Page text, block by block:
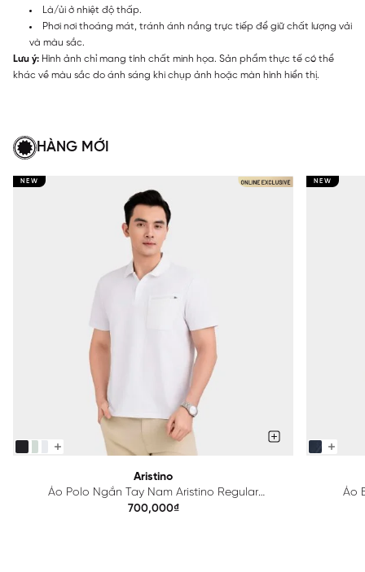
Là/ủi ở nhiệt độ thấp.
Phơi nơi thoáng mát, tránh ánh nắng trực tiếp để giữ chất lượng vải
và màu sắc.
Lưu ý: Hình ảnh chỉ mang tính chất minh họa. Sản phẩm thực tế có thể
khác về màu sắc do ánh sáng khi chụp ảnh hoặc màn hình hiển thị.
HÀNG MỚI
NEW
Aristino
Áo Polo Ngắn Tay Nam Aristino Regular
APS615EDP01
700,000₫
NEW
Áo